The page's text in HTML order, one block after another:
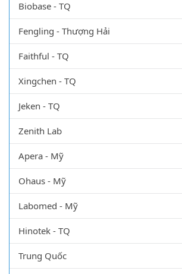
Biobase - TQ
Fengling - Thượng Hải
Faithful - TQ
Xingchen - TQ
Jeken - TQ
Zenith Lab
Apera - Mỹ
Ohaus - Mỹ
Labomed - Mỹ
Hinotek - TQ
Trung Quốc